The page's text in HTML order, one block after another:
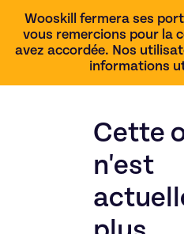
Wooskill fermera ses
vous remercions pour la
avez accordée. Nos
informations
Cette
n'est